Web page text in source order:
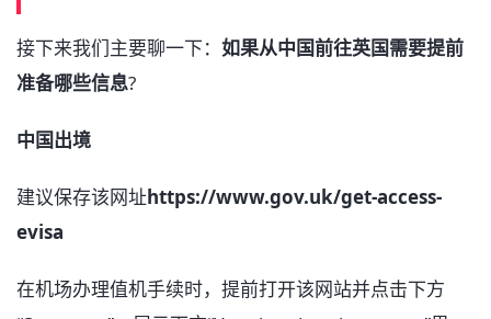
接下来我们主要聊一下： 如果从中国前往英国需要提前
准备哪些信息?
中国出境
建议保存该网址https://www.gov.uk/get-access-
evisa
在机场办理值机手续时，提前打开该网站并点击下方